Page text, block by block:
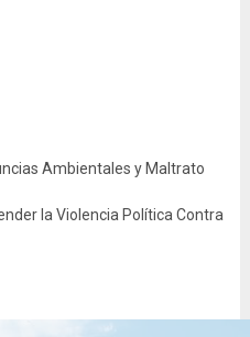
Ambientales y Maltrato
la Violencia Política Contra